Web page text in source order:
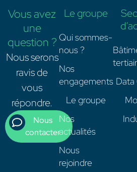
Vous avez
une
question ?
Nous serons
ravis de
vous
répondre.
Nous
contacter
Le groupe
Qui sommes-
nous ?
Nos
engagements
Le groupe
Nos
actualités
Nous
rejoindre